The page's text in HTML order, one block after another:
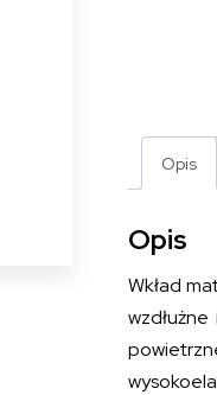
Opis
Opis
Wkład